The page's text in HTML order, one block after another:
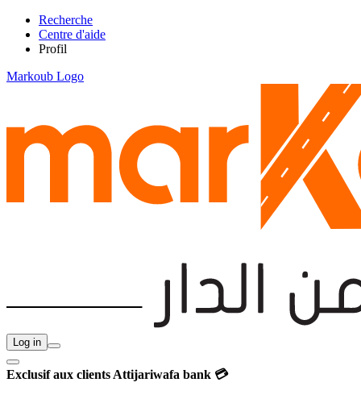
Recherche
Centre d'aide
Profil
Markoub Logo
Log in
Exclusif aux clients Attijariwafa bank 💳